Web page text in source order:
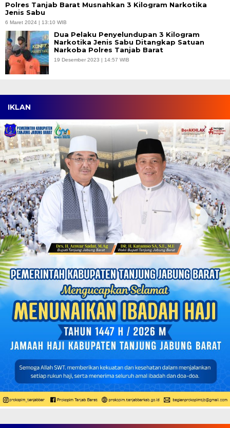
Polres Tanjab Barat Musnahkan 3 Kilogram Narkotika
Jenis Sabu
6 Maret 2024 | 13:10 WIB
Dua Pelaku Penyelundupan 3 Kilogram
Narkotika Jenis Sabu Ditangkap Satuan
Narkoba Polres Tanjab Barat
19 Desember 2023 | 14:57 WIB
IKLAN